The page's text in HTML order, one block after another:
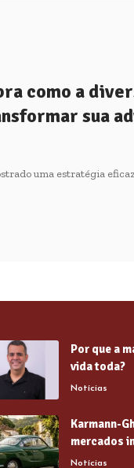
como a
sua
uma estratégia
Por que a
vida toda?
Notícias
Karmann-
mercados
Notícias